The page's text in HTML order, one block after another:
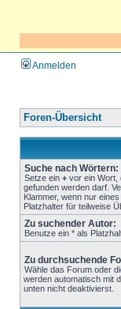
Anmelden
Foren-Übersicht
Suche nach Wörtern:
Setze ein + vor ein Wort,
gefunden werden darf.
Klammer, wenn nur
Platzhalter für teilweise
Zu suchender Autor:
Benutze ein * als
Zu durchsuchende
Wähle das Forum oder
werden automatisch mit
unten nicht deaktivierst.